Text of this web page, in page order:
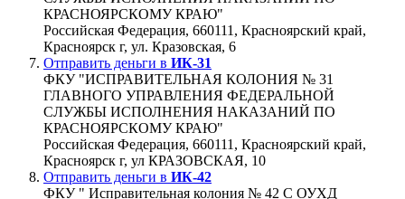
КРАСНОЯРСКОМУ КРАЮ"
Российская Федерация, 660111, Красноярский край,
Красноярск г, ул. Кразовская, 6
Отправить деньги в ИК-31
ФКУ "ИСПРАВИТЕЛЬНАЯ КОЛОНИЯ № 31
ГЛАВНОГО УПРАВЛЕНИЯ ФЕДЕРАЛЬНОЙ
СЛУЖБЫ ИСПОЛНЕНИЯ НАКАЗАНИЙ ПО
КРАСНОЯРСКОМУ КРАЮ"
Российская Федерация, 660111, Красноярский край,
Красноярск г, ул КРАЗОВСКАЯ, 10
Отправить деньги в ИК-42
ФКУ " Исправительная колония № 42 С ОУХД